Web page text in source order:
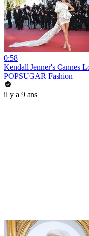
0:58
Kendall Jenner's Cannes
POPSUGAR Fashion
il y a 9 ans